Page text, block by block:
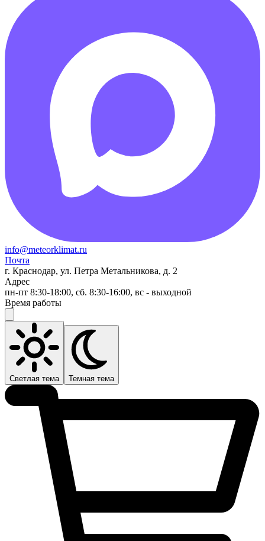
info@meteorklimat.ru
Почта
г. Краснодар, ул. Петра Метальникова, д. 2
Адрес
пн-пт 8:30-18:00, сб. 8:30-16:00, вс - выходной
Время работы
Светлая тема Темная тема